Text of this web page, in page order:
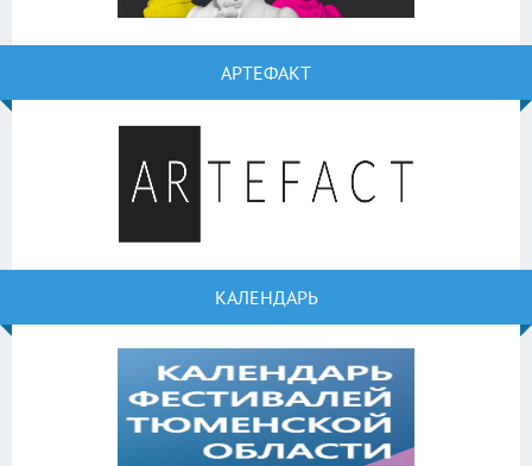
АРТЕФАКТ
КАЛЕНДАРЬ